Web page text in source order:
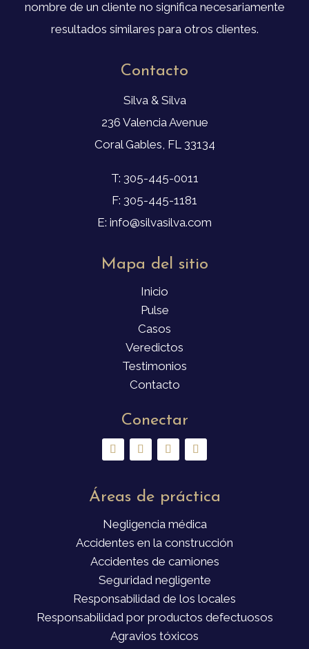
nombre de un cliente no significa necesariamente
resultados similares para otros clientes.
Contacto
Silva & Silva
236 Valencia Avenue
Coral Gables, FL 33134
T: 305-445-0011
F: 305-445-1181
E: info@silvasilva.com
Mapa del sitio
Inicio
Pulse
Casos
Veredictos
Testimonios
Contacto
Conectar
Áreas de práctica
Negligencia médica
Accidentes en la construcción
Accidentes de camiones
Seguridad negligente
Responsabilidad de los locales
Responsabilidad por productos defectuosos
Agravios tóxicos